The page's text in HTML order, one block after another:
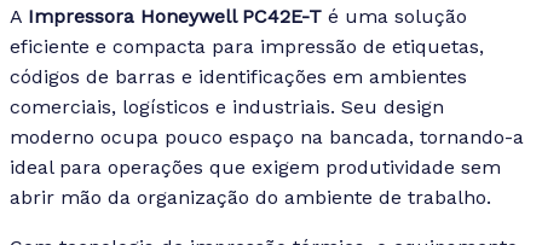
A Impressora Honeywell PC42E-T é uma solução
eficiente e compacta para impressão de etiquetas,
códigos de barras e identificações em ambientes
comerciais, logísticos e industriais. Seu design
moderno ocupa pouco espaço na bancada, tornando-a
ideal para operações que exigem produtividade sem
abrir mão da organização do ambiente de trabalho.